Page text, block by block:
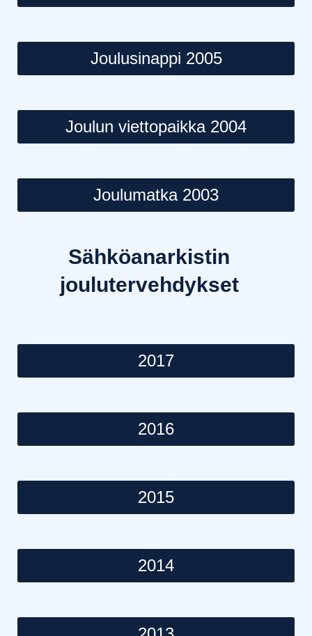
Joulusinappi 2005
Joulun viettopaikka 2004
Joulumatka 2003
Sähköanarkistin
joulutervehdykset
2017
2016
2015
2014